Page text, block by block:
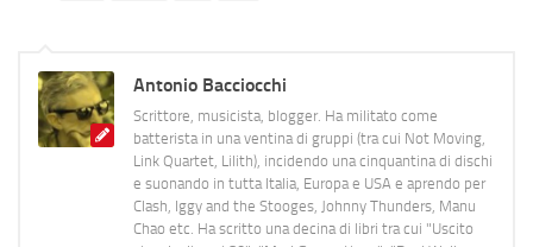
Antonio Bacciocchi
Scrittore, musicista, blogger. Ha militato come
batterista in una ventina di gruppi (tra cui Not Moving,
Link Quartet, Lilith), incidendo una cinquantina di dischi
e suonando in tutta Italia, Europa e USA e aprendo per
Clash, Iggy and the Stooges, Johnny Thunders, Manu
Chao etc. Ha scritto una decina di libri tra cui "Uscito